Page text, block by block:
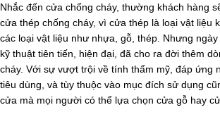
Nhắc đến cửa chống cháy, thường khách hàng
cửa thép chống cháy, vì cửa thép là loại vật liệu
các loại vật liệu như nhựa, gỗ, thép. Nhưng
kỹ thuật tiên tiến, hiện đại, đã cho ra đời thêm
cháy. Với sự vượt trội về tính thẩm mỹ, đáp ứng
tiêu dùng, và tùy thuộc vào mục đích sử dụng
cửa mà mọi người có thể lựa chọn cửa gỗ hay